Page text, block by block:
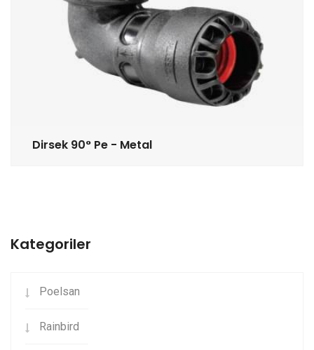
Dirsek 90° Pe - Metal
Kategoriler
Poelsan
Rainbird